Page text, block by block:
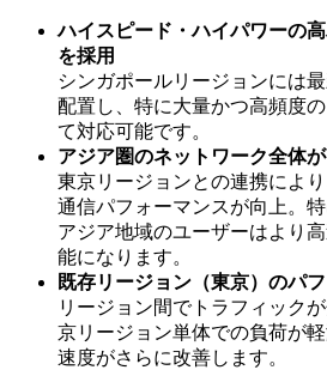
ハイスピード・ハイパワーの
を採用
シンガポールリージョンには
配置し、特に大量かつ高頻度
て対応可能です。
アジア圏のネットワーク全体
東京リージョンとの連携によ
通信パフォーマンスが向上。
アジア地域のユーザーはより
能になります。
既存リージョン（東京）のパ
リージョン間でトラフィック
京リージョン単体での負荷が
速度がさらに改善します。